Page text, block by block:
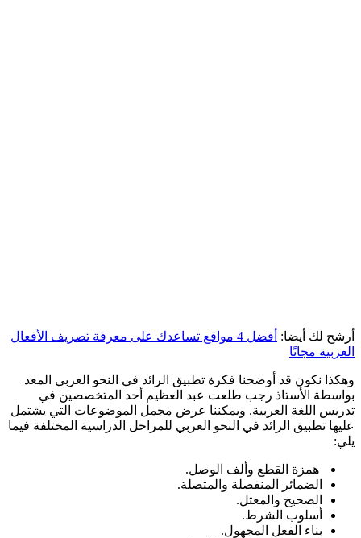
أرشح لك أيضا:
أفضل 4 مواقع تساعدك على معرفة تصريف الأفعال
العربية مجانًا
وهكذا نكون قد أوضحنا فكرة تطبيق الرائد في النحو العربي المعد
بواسطة الأستاذ رجب طلعت عبد العظيم أحد المتخصصين في
تدريس اللغة العربية. ويمكننا عرض مجمل الموضوعات التي يشتمل
عليها تطبيق الرائد في النحو العربي للمراحل الدراسية المختلفة فيما
يلي:
همزة القطع وألف الوصل.
الضمائر المنفصلة والمتصلة.
الصحيح والمعتل.
أسلوب الشرط.
بناء الفعل المجهول.